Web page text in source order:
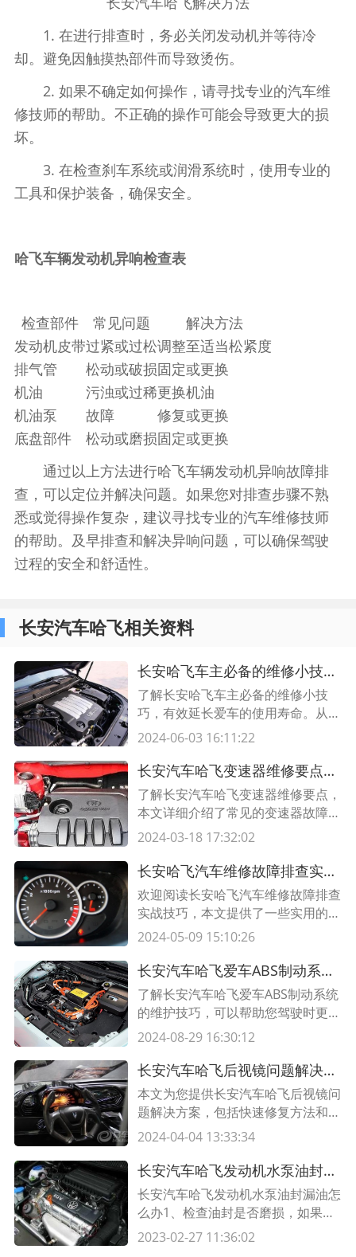
1. 在进行排查时，务必关闭发动机并等待冷
却。避免因触摸热部件而导致烫伤。
2. 如果不确定如何操作，请寻找专业的汽车维
修技师的帮助。不正确的操作可能会导致更大的损
坏。
3. 在检查刹车系统或润滑系统时，使用专业的
工具和保护装备，确保安全。
哈飞车辆发动机异响检查表
检查部件 常见问题
解决方法
发动机皮带过紧或过松调整至适当松紧度
排气管
松动或破损固定或更换
机油
污浊或过稀更换机油
机油泵
故障
修复或更换
底盘部件
松动或磨损固定或更换
通过以上方法进行哈飞车辆发动机异响故障排
查，可以定位并解决问题。如果您对排查步骤不熟
悉或觉得操作复杂，建议寻找专业的汽车维修技师
的帮助。及早排查和解决异响问题，可以确保驾驶
过程的安全和舒适性。
长安汽车哈飞相关资料
长安哈飞车主必备的维修小技巧，让你的爱车持久耐用
了解长安哈飞车主必备的维修小技
巧，有效延长爱车的使用寿命。从保
养到故障排查，掌握这些技巧，让你
多维修小技巧！
2024-06-03 16:11:22
长安汽车哈飞变速器维修要点，轻松解决变速器故障
了解长安汽车哈飞变速器维修要点，
本文详细介绍了常见的变速器故障及
其解决方法，提供实用的维修技巧和
您轻松解决变速器故障，延长汽车寿
命。
2024-03-18 17:32:02
长安哈飞汽车维修故障排查实战技巧
欢迎阅读长安哈飞汽车维修故障排查
实战技巧，本文提供了一些实用的维
修技巧和故障排查方法，帮助您更好
障。
2024-05-09 15:10:26
长安汽车哈飞爱车ABS制动系统维护技巧，驾驶更安全
了解长安汽车哈飞爱车ABS制动系统
的维护技巧，可以帮助您驾驶时更加
安全可靠。本文将介绍如何正确保养
事项。
2024-08-29 16:30:12
长安汽车哈飞后视镜问题解决方案 快速修复和常见故障排查
本文为您提供长安汽车哈飞后视镜问
题解决方案，包括快速修复方法和常
见故障排查。了解如何维修并避免后
2024-04-04 13:33:34
长安汽车哈飞发动机水泵油封漏油,发动机水泵漏油是怎么回事
长安汽车哈飞发动机水泵油封漏油怎
么办1、检查油封是否磨损，如果有
磨损，则需要更换油封。 2、检查水
2023-02-27 11:36:02